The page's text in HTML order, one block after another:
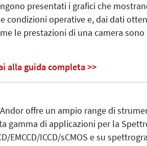
presentati i grafici che
condizioni operative e, dai dati
le prestazioni di una camera
alla guida completa >>
offre un ampio range di
gamma di applicazioni per la
EMCCD/ICCD/sCMOS e su